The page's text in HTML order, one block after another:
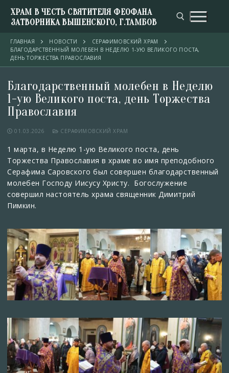
ХРАМ В ЧЕСТЬ СВЯТИТЕЛЯ ФЕОФАНА
ЗАТВОРНИКА ВЫШЕНСКОГО, Г.ТАМБОВ
ГЛАВНАЯ НОВОСТИ
СЕРАФИМОВСКИЙ ХРАМ
БЛАГОДАРСТВЕННЫЙ МОЛЕБЕН В НЕДЕЛЮ 1-УЮ ВЕЛИКОГО ПОСТА,
ДЕНЬ ТОРЖЕСТВА ПРАВОСЛАВИЯ
Благодарственный молебен в Неделю
1-ую Великого поста, день Торжества
Православия
01.03.2026 СЕРАФИМОВСКИЙ ХРАМ
1 марта, в Неделю 1-ую Великого поста, день
Торжества Православия в храме во имя преподобного
Серафима Саровского был совершен благодарственный
молебен Господу Иисусу Христу. Богослужение
совершил настоятель храма священник Димитрий
Пимкин.